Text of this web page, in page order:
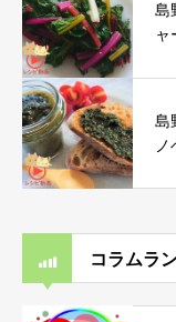
島
ャ
島
コラムラ